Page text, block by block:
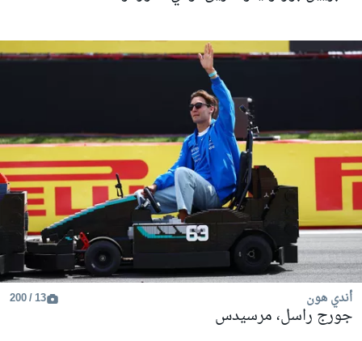
أندي هون 13 / 200
جورج راسل، مرسيدس